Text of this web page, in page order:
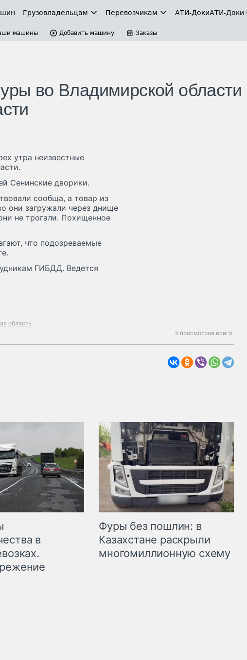
Грузовладельцам Перевозчикам АТИ-ДокиАТИ-Доки
машины Добавить машину Заказы
во Владимирской области
утра неизвестные
Сенинские дворики.
сообща, а товар из
они загружали через днище
не трогали. Похищенное
что подозреваемые
ГИБДД. Ведется
область
5 просмотров всего.
в
Фуры без пошлин: в
Казахстане раскрыли
многомиллионную схему